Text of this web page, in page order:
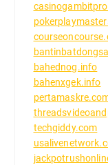
bahednog.info
bahenxgek.info
techgiddy.com